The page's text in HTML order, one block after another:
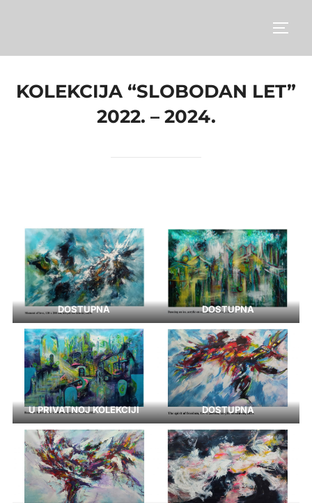
KOLEKCIJA “SLOBODAN LET”
2022. – 2024.
DOSTUPNA DOSTUPNA
U PRIVATNOJ KOLEKCIJI DOSTUPNA